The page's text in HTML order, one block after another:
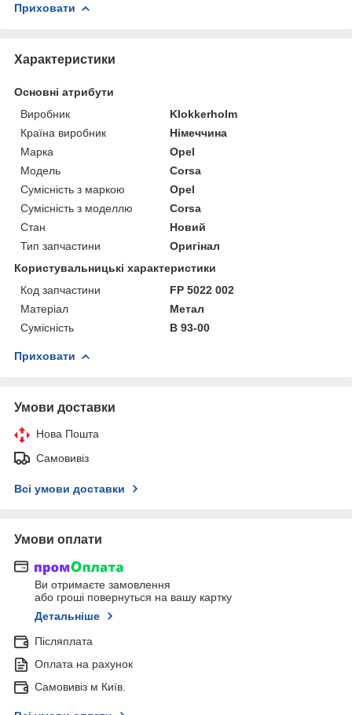
Приховати
Характеристики
Основні атрибути
Виробник
Klokkerholm
Країна виробник
Німеччина
Марка
Opel
Модель
Corsa
Сумісність з маркою
Opel
Сумісність з моделлю
Corsa
Стан
Новий
Тип запчастини
Оригінал
Користувальницькі характеристики
Код запчастини
FP 5022 002
Матеріал
Метал
Сумісність
B 93-00
Приховати
Умови доставки
Нова Пошта
Самовивіз
Всі умови доставки
Умови оплати
Ви отримаєте замовлення
або гроші повернуться на вашу картку
Детальніше
Післяплата
Оплата на рахунок
Самовивіз м Київ.